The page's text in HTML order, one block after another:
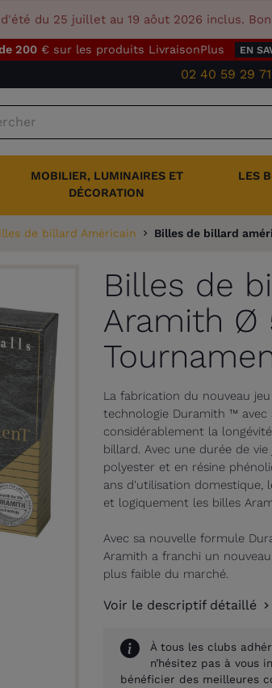
du 25 juillet au 19 aôut 2026 inclus.
200 € sur les produits LivraisonPlus EN
02 40 59 29 71
MOBILIER, LUMINAIRES ET
DÉCORATION
LES
de billard Américain Billes de billard
Billes de
Aramith Ø
La fabrication du nouveau
technologie Duramith ™
considérablement la
billard. Avec une durée de
polyester et en résine
ans d'utilisation domestique,
et logiquement les billes
Avec sa nouvelle formule
Aramith a franchi un
plus faible du marché.
Voir le descriptif détaillé
À tous les clubs
n’hésitez pas à vous
bénéficier des meilleures